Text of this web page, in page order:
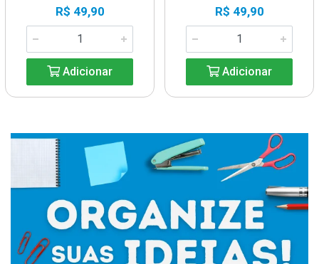
R$ 49,90
Adicionar
R$ 49,90
Adicionar